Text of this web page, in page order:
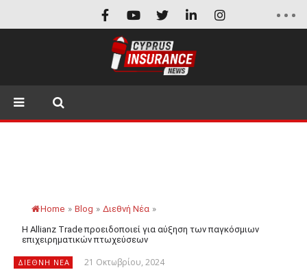
Home » Blog » Διεθνή Νέα »
Η Allianz Trade προειδοποιεί για αύξηση των παγκόσμιων
επιχειρηματικών πτωχεύσεων
ΔΙΕΘΝΉ ΝΈΑ
21 Οκτωβρίου, 2024